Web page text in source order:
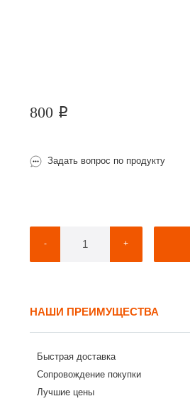
800 p
Задать вопрос по продукту
- +
НАШИ ПРЕИМУЩЕСТВА
Быстрая доставка
Сопровождение покупки
Лучшие цены